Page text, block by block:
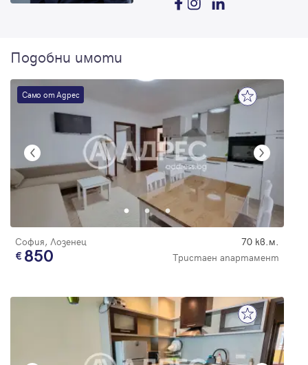
Подобни имоти
Само от Адрес
София, Лозенец 70 кв.м.
850 Тристаен апартамент